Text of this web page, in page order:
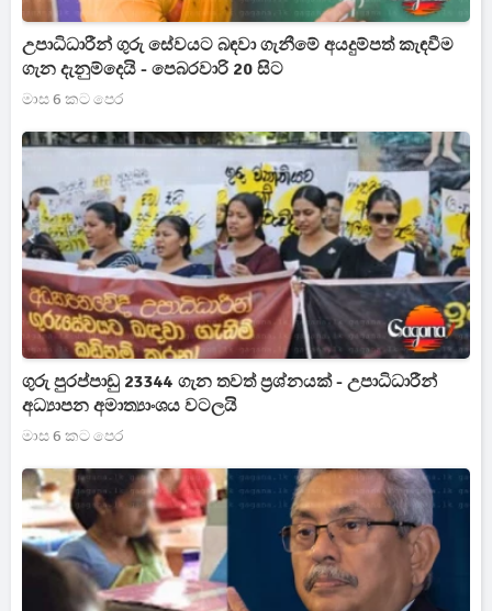
උපාධිධාරීන් ගුරු සේවයට බඳවා ගැනීමේ අයදුම්පත් කැඳවීම
ගැන දැනුම්දෙයි - පෙබරවාරි 20 සිට
මාස 6 කට පෙර
ගුරු පුරප්පාඩු 23344 ගැන තවත් ප්‍රශ්නයක් - උපාධිධාරීන්
අධ්‍යාපන අමාත්‍යාංශය වටලයි
මාස 6 කට පෙර